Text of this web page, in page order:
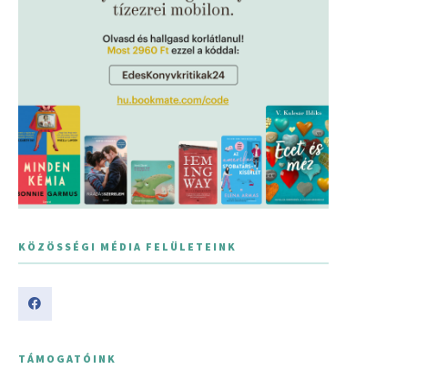
KÖZÖSSÉGI MÉDIA FELÜLETEINK
TÁMOGATÓINK